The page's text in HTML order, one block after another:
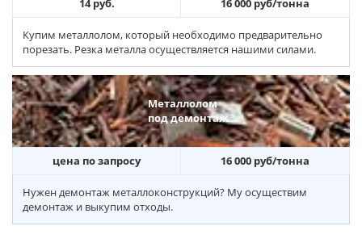
14 руб. 16 000 руб/тонна
Купим металлолом, который необходимо предварительно
порезать. Резка металла осуществляется нашими силами.
Металлолом
под демонтаж
цена по запросу 16 000 руб/тонна
Нужен демонтаж металлоконструкций? Му осуществим
демонтаж и выкупим отходы.